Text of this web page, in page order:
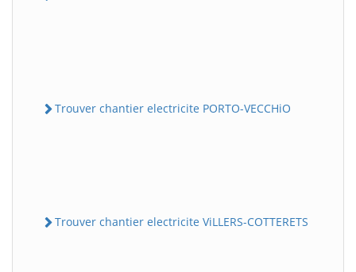
Trouver chantier electricite PORTO-VECCHiO
Trouver chantier electricite ViLLERS-COTTERETS